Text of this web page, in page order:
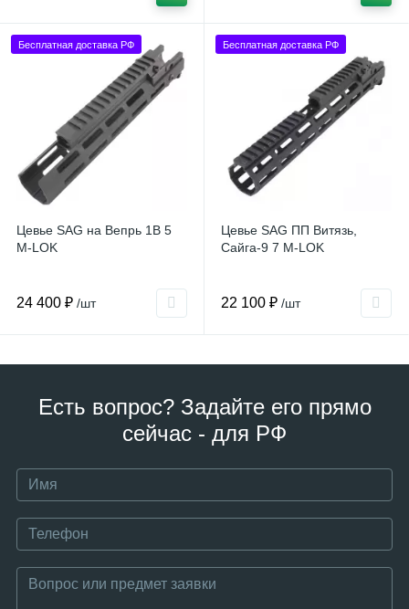
Бесплатная доставка РФ
Цевье SAG на Вепрь 1В 5
M-LOK
24 400 ₽ /шт
Бесплатная доставка РФ
Цевье SAG ПП Витязь,
Сайга-9 7 M-LOK
22 100 ₽ /шт
Есть вопрос? Задайте его прямо
сейчас - для РФ